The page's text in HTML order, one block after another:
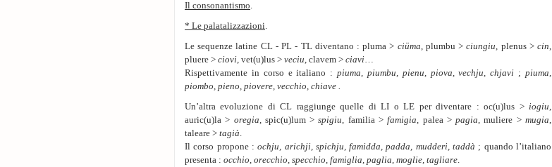
Il consonantismo.
* Le palatalizzazioni.
Le sequenze latine CL - PL - TL diventano : pluma > ciüma, plumbu >ciungiu, plenus >cin,
pluere > ciovi, vet(u)lus > veciu, clavem > ciavi…
Rispettivamente in corso e italiano :piuma, piumbu, pienu, piova, vechju, chjavi ;piuma,
piombo, pieno, piovere, vecchio, chiave .
Un’altra evoluzione di CL raggiunge quelle di LI o LE per diventare : oc(u)lus > iogiu,
auric(u)la > oregia, spic(u)lum >spigiu, familia >famigia, palea >pagia, muliere >mugia,
taleare > tagià.
Il corso propone :ochju, arichji, spichju, famidda, padda, mudderi, taddà ; quando l’italiano
presenta : occhio, orecchio, specchio, famiglia, paglia, moglie, tagliare.